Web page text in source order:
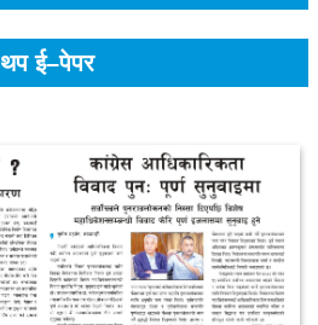
थप ई–पेपर